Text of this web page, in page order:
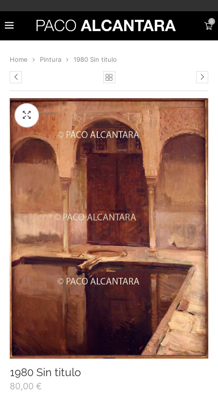
0
Home Pintura 1980 Sin titulo
1980 Sin titulo
80,00 €